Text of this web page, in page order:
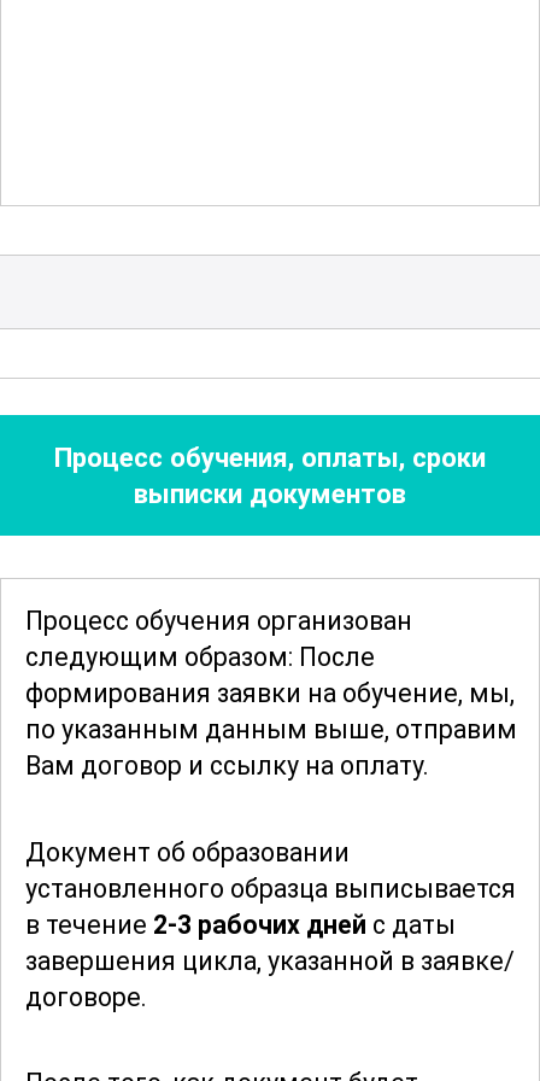
эффективно выполнять задачи и
аспекты экологической безопасности и
устойчивого развития. Вы научитесь
минимизировать отходы и
рационально использовать ресурсы, что
особенно важно в современных
высококвалифицированным
специалистом, но и ответственным
профессионалом, заботящимся о
сохранении окружающей среды.
Подробное изучение всех этапов
стекла, от подготовки материалов до
контроля качества готовой продукции,
позволяет вам полностью освоить эту
профессию. Вы получите знания о
передовых методах и технологиях, что
Процесс обучения, оплаты, сроки
выписки документов
Процесс обучения организован
следующим образом: После
формирования заявки на обучение, мы,
по указанным данным выше, отправим
Вам договор и ссылку на оплату.
Документ об образовании
установленного образца выписывается
в течение 2-3 рабочих дней с даты
завершения цикла, указанной в заявке/
договоре.